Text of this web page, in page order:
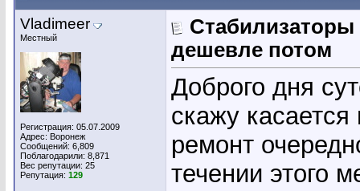
Vladimeer
Местный
Регистрация: 05.07.2009
Адрес: Воронеж
Сообщений: 6,809
Поблагодарили: 8,871
Вес репутации: 25
Репутация: 129
Стабилизаторы
дешевле потом
Доброго дня
скажу
ремонт
течении этого